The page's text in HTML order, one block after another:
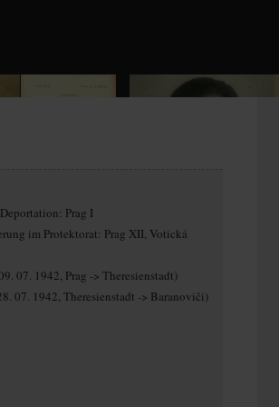
Prag I
im Protektorat: Prag XII, Votická
07. 1942, Prag -> Theresienstadt)
07. 1942, Theresienstadt -> Baranoviči)